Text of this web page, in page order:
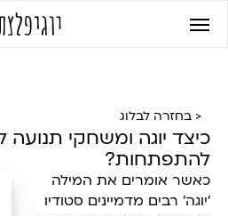
< בחזרה לבלוג
כיצד יוגה ומשחקי תנועה
להתפתחות?
כאשר אומרים את המילה
'יוגה' רבים מדמיינים סטודיו